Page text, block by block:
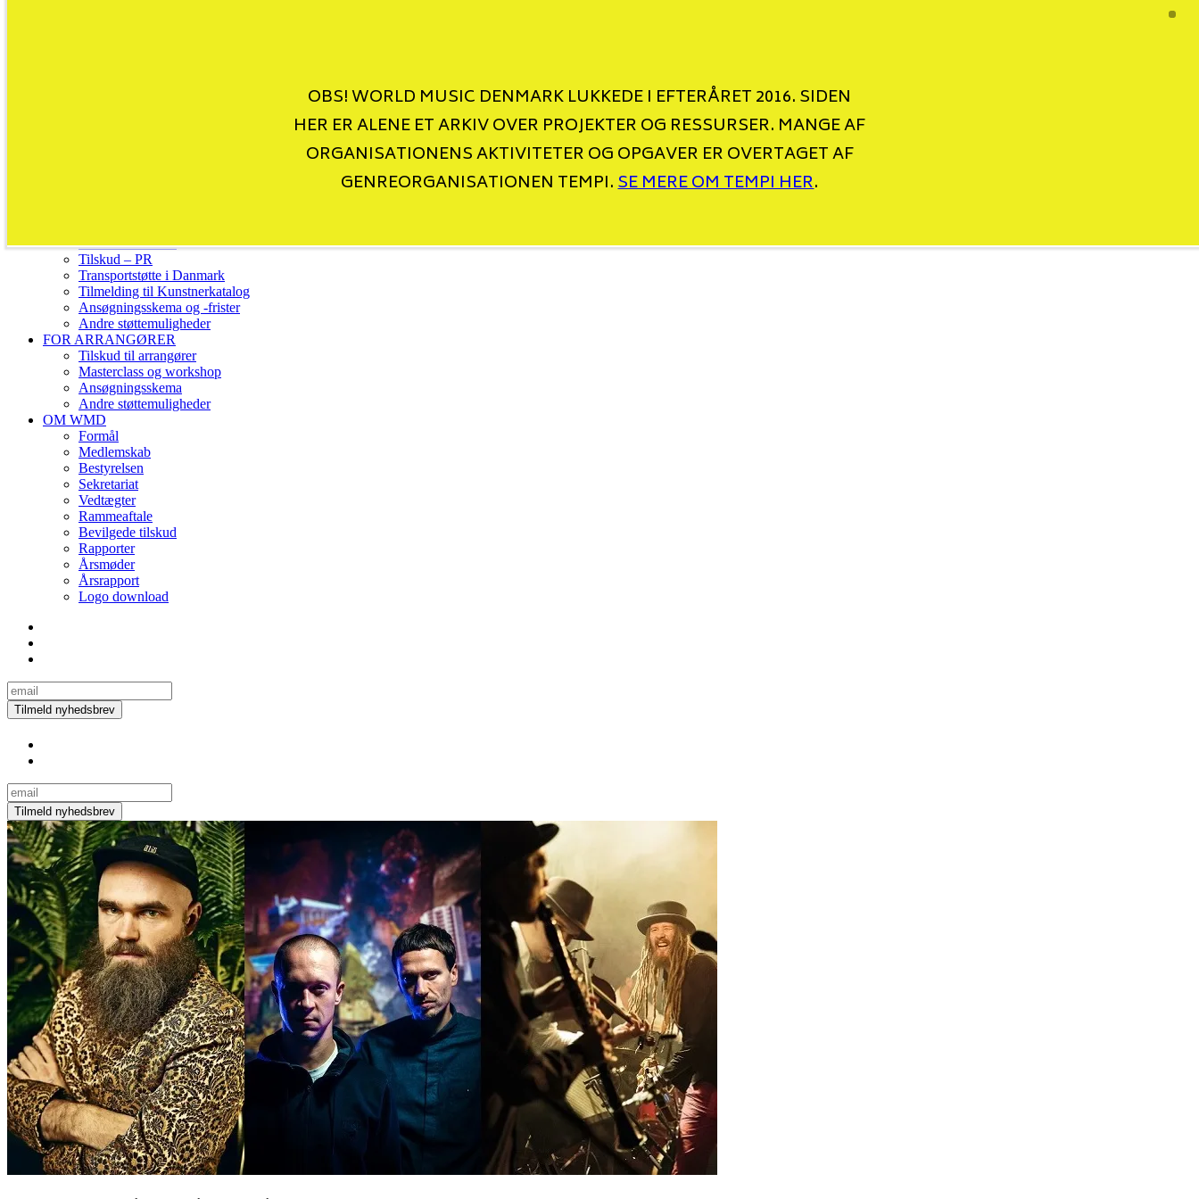
Tilskud – Udland
Tilskud – PR
Transportstøtte i Danmark
Tilmelding til Kunstnerkatalog
Ansøgningsskema og -frister
Andre støttemuligheder
FOR ARRANGØRER
Tilskud til arrangører
Masterclass og workshop
Ansøgningsskema
Andre støttemuligheder
OM WMD
Formål
Medlemskab
Bestyrelsen
Sekretariat
Vedtægter
Rammeaftale
Bevilgede tilskud
Rapporter
Årsmøder
Årsrapport
Logo download
OBS! WORLD MUSIC DENMARK LUKKEDE I EFTERÅRET 2016. SIDEN
HER ER ALENE ET ARKIV OVER PROJEKTER OG RESSURSER. MANGE AF
ORGANISATIONENS AKTIVITETER OG OPGAVER ER OVERTAGET AF
GENREORGANISATIONEN TEMPI.SE MERE OM TEMPI HER.